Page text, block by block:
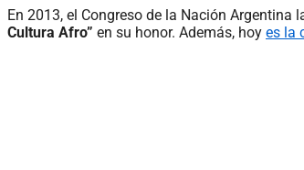
En 2013, el Congreso de la Nación Argentina
Cultura Afro” en su honor. Además, hoy es la